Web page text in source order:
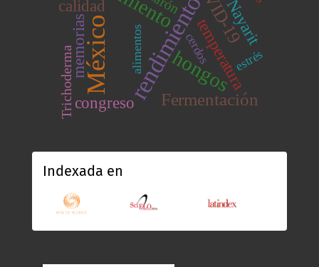
México rendimiento
hongos
Fermentación
temperatura
calidad Nayarit
memorias
congreso
Trichoderma cerdos
alimentos estrés
Indexada en